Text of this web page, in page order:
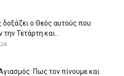
δοξάζει ο Θεός αυτούς που
Τετάρτη και...
Πως τον πίνουμε και